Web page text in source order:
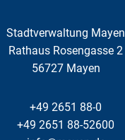
Stadtverwaltung Mayen
Rathaus Rosengasse 2
56727 Mayen
+49 2651 88-0
+49 2651 88-52600